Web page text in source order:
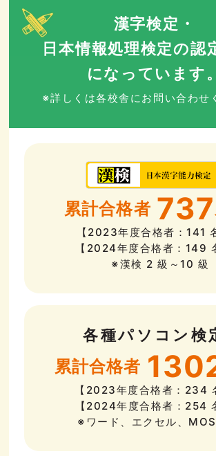
漢字検定・
日本情報処理検定の認
になっています。
※詳しくは各校舎にお問い合わせ
累計合格者
【2023年度合格者：141
【2024年度合格者：149
※漢検 2 級～10 級
各種パソコン検
累計合格者
【2023年度合格者：234
【2024年度合格者：254
※ワード、エクセル、